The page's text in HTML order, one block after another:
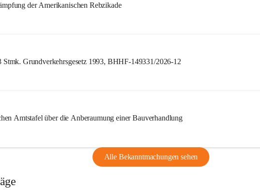
der Amerikanischen Rebzikade
Grundverkehrsgesetz 1993, BHHF-149331/2026-12
Amtstafel über die Anberaumung einer Bauverhandlung
Alle Bekanntmachungen sehen